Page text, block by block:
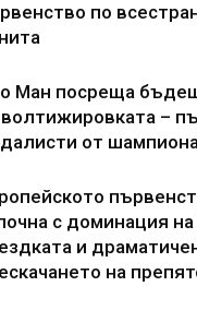
по
Ман посреща
волтижировката –
от
с доминация
и
на